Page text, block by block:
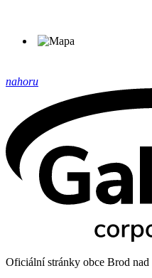
nahoru
Oficiální stránky obce Brod